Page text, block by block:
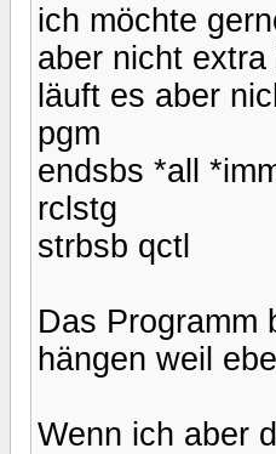
ich möchte
aber nicht
läuft es aber
pgm
endsbs *all
rclstg
strbsb qctl
Das Programm
hängen weil
Wenn ich aber